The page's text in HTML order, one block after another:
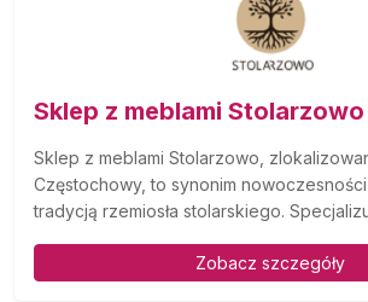
Sklep z meblami Stolarzowo
Sklep z meblami Stolarzowo,
Częstochowy, to synonim
tradycją rzemiosła stolarskiego.
Zobacz szczegóły